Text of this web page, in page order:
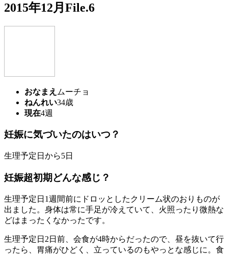
2015年12月File.6
おなまえ ムーチョ
ねんれい34歳
現在4週
妊娠に気づいたのはいつ？
生理予定日から5日
妊娠超初期どんな感じ？
生理予定日1週間前にドロッとしたクリーム状のおりものが
出ました。身体は常に手足が冷えていて、火照ったり微熱な
どはまったくなかったです。
生理予定日2日前、会食が4時からだったので、昼を抜いて行
ったら、胃痛がひどく、立っているのもやっとな感じに。食